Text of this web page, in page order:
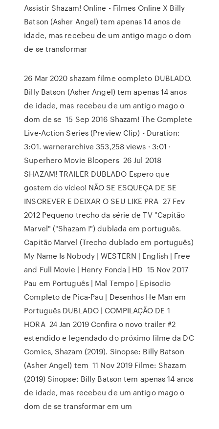
Assistir Shazam! Online - Filmes Online X Billy
Batson (Asher Angel) tem apenas 14 anos de
idade, mas recebeu de um antigo mago o dom
de se transformar
26 Mar 2020 shazam filme completo DUBLADO.
Billy Batson (Asher Angel) tem apenas 14 anos
de idade, mas recebeu de um antigo mago o
dom de se 15 Sep 2016 Shazam! The Complete
Live-Action Series (Preview Clip) - Duration:
3:01. warnerarchive 353,258 views · 3:01 ·
Superhero Movie Bloopers 26 Jul 2018
SHAZAM! TRAILER DUBLADO Espero que
gostem do vídeo! NÃO SE ESQUEÇA DE SE
INSCREVER E DEIXAR O SEU LIKE PRA 27 Fev
2012 Pequeno trecho da série de TV "Capitão
Marvel" ("Shazam !") dublada em português.
Capitão Marvel (Trecho dublado em português)
My Name Is Nobody | WESTERN | English | Free
and Full Movie | Henry Fonda | HD 15 Nov 2017
Pau em Português | Mal Tempo | Episodio
Completo de Pica-Pau | Desenhos He Man em
Português DUBLADO | COMPILAÇÃO DE 1
HORA 24 Jan 2019 Confira o novo trailer #2
estendido e legendado do próximo filme da DC
Comics, Shazam (2019). Sinopse: Billy Batson
(Asher Angel) tem 11 Nov 2019 Filme: Shazam
(2019) Sinopse: Billy Batson tem apenas 14 anos
de idade, mas recebeu de um antigo mago o
dom de se transformar em um